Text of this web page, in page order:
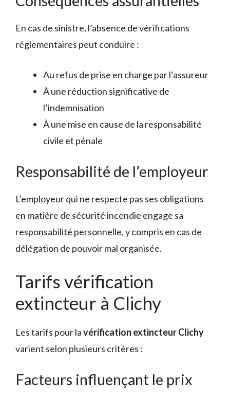
En cas de sinistre, l’absence de vérifications
réglementaires peut conduire :
Au refus de prise en charge par l’assureur
À une réduction significative de
l’indemnisation
À une mise en cause de la responsabilité
civile et pénale
Responsabilité de l’employeur
L’employeur qui ne respecte pas ses obligations
en matière de sécurité incendie engage sa
responsabilité personnelle, y compris en cas de
délégation de pouvoir mal organisée.
Tarifs vérification
extincteur à Clichy
Les tarifs pour lavérification extincteur Clichy
varient selon plusieurs critères :
Facteurs influençant le prix